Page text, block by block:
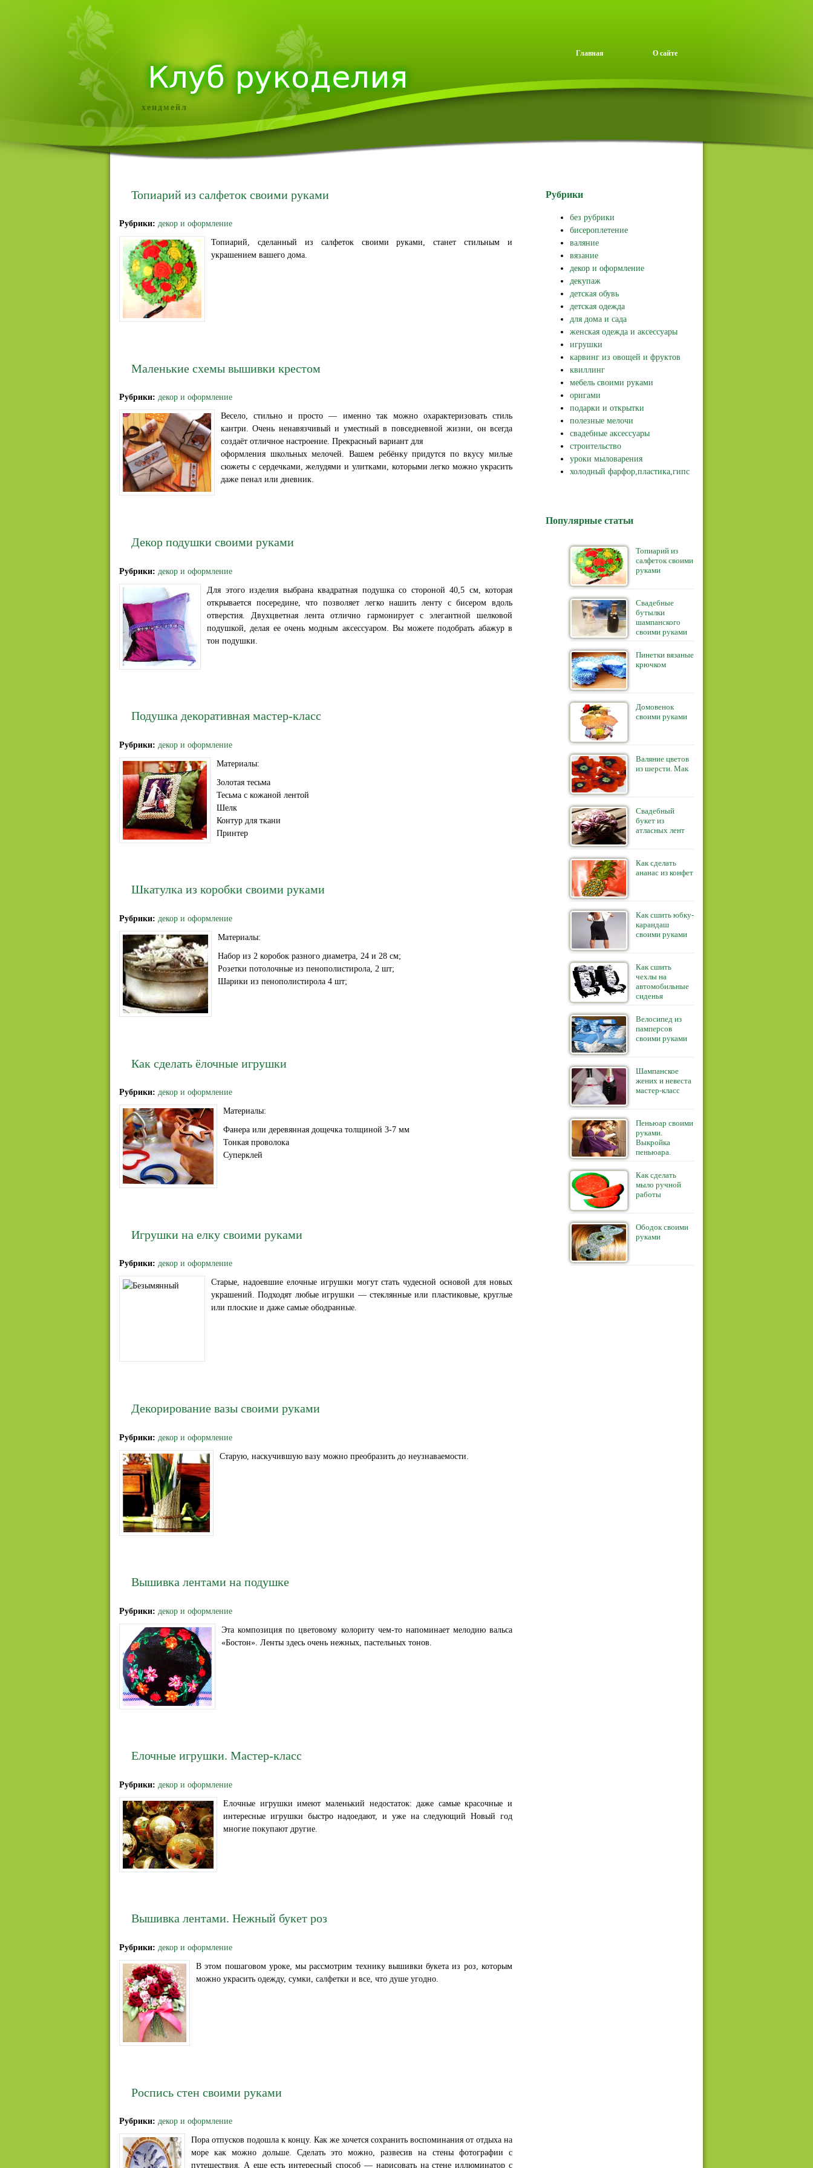
хендмейл
Главная О сайте
Топиарий из салфеток своими руками
Рубрики: декор и оформление
Топиарий, сделанный из салфеток своими руками, станет стильным и
украшением вашего дома.
Маленькие схемы вышивки крестом
Рубрики: декор и оформление
Весело, стильно и просто — именно так можно охарактеризовать стиль
кантри. Очень ненавязчивый и уместный в повседневной жизни, он всегда
создаёт отличное настроение. Прекрасный вариант для
оформления школьных мелочей. Вашем ребёнку придутся по вкусу милые
сюжеты с сердечками, желудями и улитками, которыми легко можно украсить
даже пенал или дневник.
Декор подушки своими руками
Рубрики: декор и оформление
Для этого изделия выбрана квадратная подушка со стороной 40,5 см, которая
открывается посередине, что позволяет легко нашить ленту с бисером вдоль
отверстия. Двухцветная лента отлично гармонирует с элегантной шелковой
подушкой, делая ее очень модным аксессуаром. Вы можете подобрать абажур в
тон подушки.
Подушка декоративная мастер-класс
Рубрики: декор и оформление
Материалы:
Золотая тесьма
Тесьма с кожаной лентой
Шелк
Контур для ткани
Принтер
Шкатулка из коробки своими руками
Рубрики: декор и оформление
Материалы:
Haбор из 2 коробок разного диаметра, 24 и 28 см;
Розетки потолочные из пенополистирола, 2 шт;
Шарики из пенополистирола 4 шт;
Как сделать ёлочные игрушки
Рубрики: декор и оформление
Материалы:
Фанера или деревянная дощечка толщиной 3-7 мм
Тонкая проволока
Суперклей
Игрушки на елку своими руками
Рубрики: декор и оформление
Старые, надоевшие елочные игрушки могут стать чудесной основой для новых
украшений. Подходят любые игрушки — стеклянные или пластиковые, круглые
или плоские и даже самые ободранные.
Декорирование вазы своими руками
Рубрики: декор и оформление
Старую, наскучившую вазу можно преобразить до неузнаваемости.
Вышивка лентами на подушке
Рубрики: декор и оформление
Эта композиция по цветовому колориту чем-то напоминает мелодию вальса
«Бостон». Ленты здесь очень нежных, пастельных тонов.
Елочные игрушки. Мастер-класс
Рубрики: декор и оформление
Елочные игрушки имеют маленький недостаток: даже самые красочные и
интересные игрушки быстро надоедают, и уже на следующий Новый год
многие покупают другие.
Вышивка лентами. Нежный букет роз
Рубрики: декор и оформление
В этом пошаговом уроке, мы рассмотрим технику вышивки букета из роз, которым
можно украсить одежду, сумки, салфетки и все, что душе угодно.
Роспись стен своими руками
Рубрики: декор и оформление
Пора отпусков подошла к концу. Как же хочется сохранить воспоминания от отдыха на
море как можно дольше. Сделать это можно, развесив на стены фотографии с
путешествия. А еще есть интересный способ — нарисовать на стене иллюминатор с
Рубрики
без рубрики
бисероплетение
валяние
вязание
декор и оформление
декупаж
детская обувь
детская одежда
для дома и сада
женская одежда и аксессуары
игрушки
карвинг из овощей и фруктов
квиллинг
мебель своими руками
оригами
подарки и открытки
полезные мелочи
свадебные аксессуары
строительство
уроки мыловарения
холодный фарфор,пластика,гипс
Популярные статьи
Топиарий из
салфеток своими
руками
Свадебные
бутылки
шампанского
своими руками
Пинетки вязаные
крючком
Домовенок
своими руками
Валяние цветов
из шерсти. Мак
Свадебный
букет из
атласных лент
Как сделать
ананас из конфет
Как сшить юбку-
карандаш
своими руками
Как сшить
чехлы на
автомобильные
сиденья
Велосипед из
памперсов
своими руками
Шампанское
жених и невеста
мастер-класс
Пеньюар своими
руками.
Выкройка
пеньюара.
Как сделать
мыло ручной
работы
Ободок своими
руками